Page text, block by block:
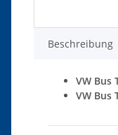
Beschreibung
VW Bus
VW Bus